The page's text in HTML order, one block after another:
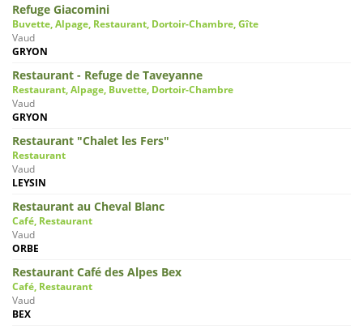
Refuge Giacomini
Buvette, Alpage, Restaurant, Dortoir-Chambre, Gîte
Vaud
GRYON
Restaurant - Refuge de Taveyanne
Restaurant, Alpage, Buvette, Dortoir-Chambre
Vaud
GRYON
Restaurant "Chalet les Fers"
Restaurant
Vaud
LEYSIN
Restaurant au Cheval Blanc
Café, Restaurant
Vaud
ORBE
Restaurant Café des Alpes Bex
Café, Restaurant
Vaud
BEX